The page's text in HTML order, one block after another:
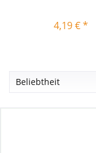
4,19 € *